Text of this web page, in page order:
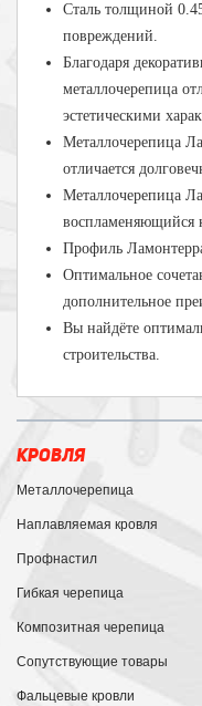
Сталь толщиной
повреждений.
Благодаря
металлочерепица
эстетическими
Металлочерепица
отличается
Металлочерепица
воспламеняющийся
Профиль
Оптимальное
дополнительное
Вы найдёте
строительства.
КРОВЛЯ
Металлочерепица
Наплавляемая кровля
Профнастил
Гибкая черепица
Композитная черепица
Сопутствующие товары
Фальцевые кровли